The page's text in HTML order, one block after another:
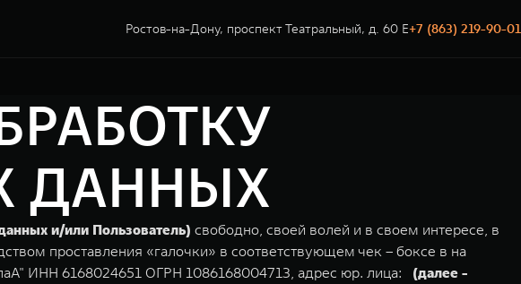
Ростов-на-Дону, проспект Театральный, д. 60 Е+7 (863) 219-90-01
ДАННЫХ
и/или Пользователь) свободно, своей волей и в своем интересе, в
проставления «галочки» в соответствующем чек – боксе в на
ИНН 6168024651 ОГРН 1086168004713, адрес юр. лица: (далее -